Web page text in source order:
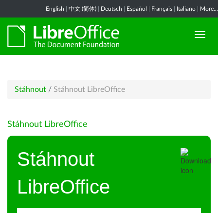
English 中文 (简体) Deutsch Español Français Italiano More...
Stáhnout / Stáhnout LibreOffice
Stáhnout LibreOffice
Stáhnout
LibreOffice